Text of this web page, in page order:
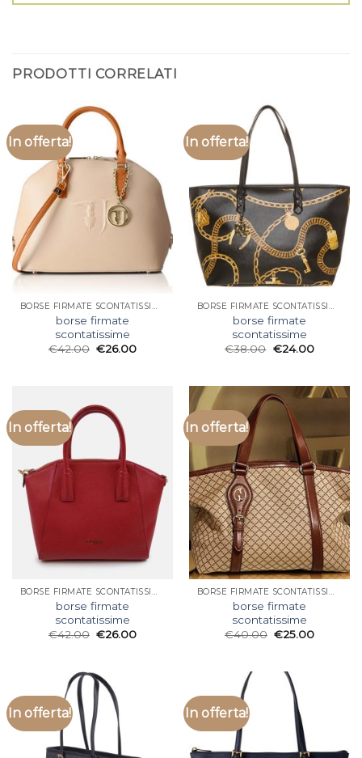
PRODOTTI CORRELATI
In offerta!
BORSE FIRMATE SCONTATISSIME
borse firmate
scontatissime
€42.00 €26.00
In offerta!
BORSE FIRMATE SCONTATISSIME
borse firmate
scontatissime
€38.00 €24.00
In offerta!
BORSE FIRMATE SCONTATISSIME
borse firmate
scontatissime
€42.00 €26.00
In offerta!
BORSE FIRMATE SCONTATISSIME
borse firmate
scontatissime
€40.00 €25.00
In offerta! In offerta!